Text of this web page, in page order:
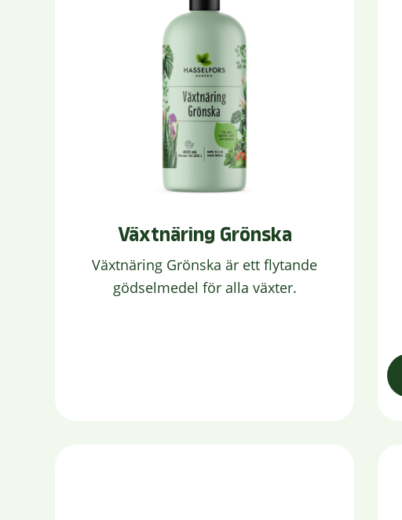
Växtnäring Grönska
Växtnäring Grönska är ett flytande
gödselmedel för alla växter.